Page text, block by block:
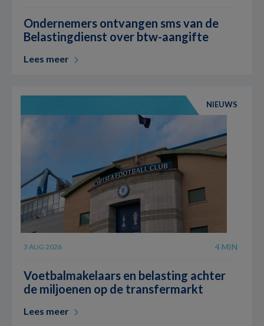
Ondernemers ontvangen sms van de
Belastingdienst over btw-aangifte
Lees meer
NIEUWS
3 AUG 2026 4 MIN
Voetbalmakelaars en belasting achter
de miljoenen op de transfermarkt
Lees meer